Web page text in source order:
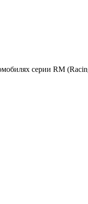
серии RM